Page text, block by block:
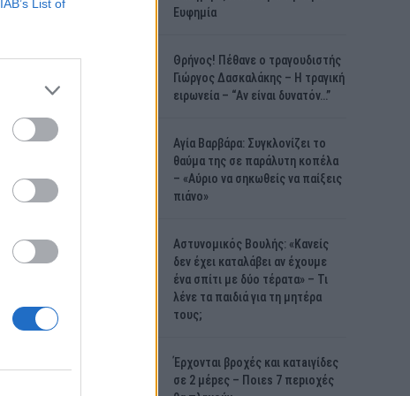
IAB’s List of
Ευφημία
Θρήνος! Πέθανε ο τραγουδιστής
Γιώργος Δασκαλάκης – Η τραγική
ειρωνεία – “Αν είναι δυνατόν…”
Αγία Βαρβάρα: Συγκλονίζει το
θαύμα της σε παράλυτη κοπέλα
– «Αύριο να σηκωθείς να παίξεις
πιάνο»
Αστυνομικός Bουλής: «Κανείς
δεν έχει καταλάβει αν έχουμε
ένα σπίτι με δύο τέρατα» – Τι
λένε τα παιδιά για τη μητέρα
τους;
Έρχονται βροχές και κατaιγίδες
σε 2 μέpες – Ποιεs 7 πεpιοχές